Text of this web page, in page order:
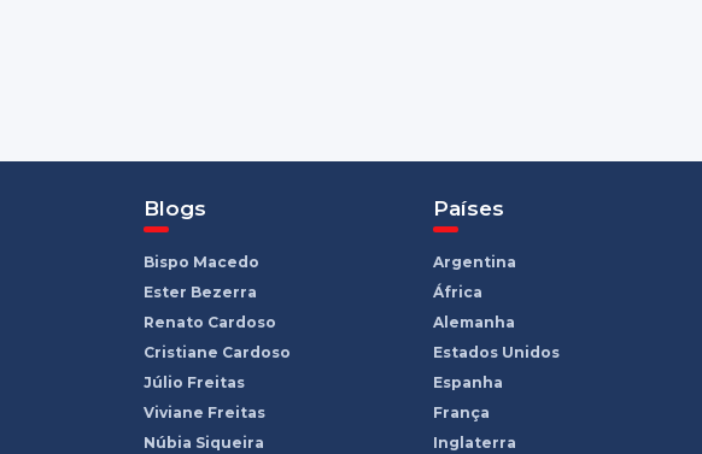
Blogs
Bispo Macedo
Ester Bezerra
Renato Cardoso
Cristiane Cardoso
Júlio Freitas
Viviane Freitas
Núbia Siqueira
Países
Argentina
África
Alemanha
Estados Unidos
Espanha
França
Inglaterra